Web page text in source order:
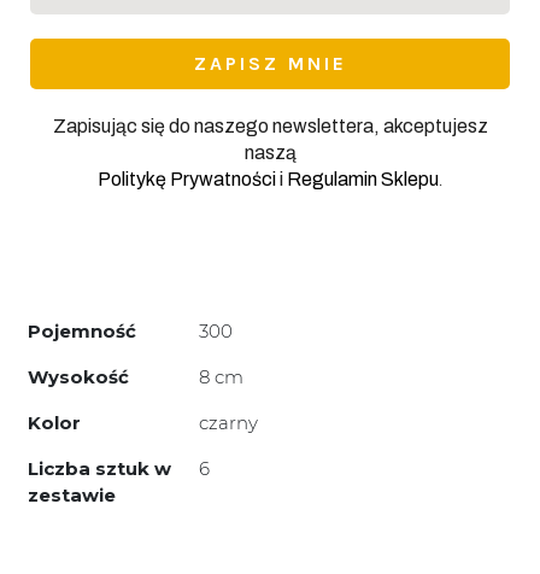
Zapisując się do naszego newslettera, akceptujesz
naszą
Politykę Prywatnościi Regulamin Sklepu
Pojemność
300
Wysokość
8 cm
Kolor
czarny
Liczba sztuk w
zestawie
6